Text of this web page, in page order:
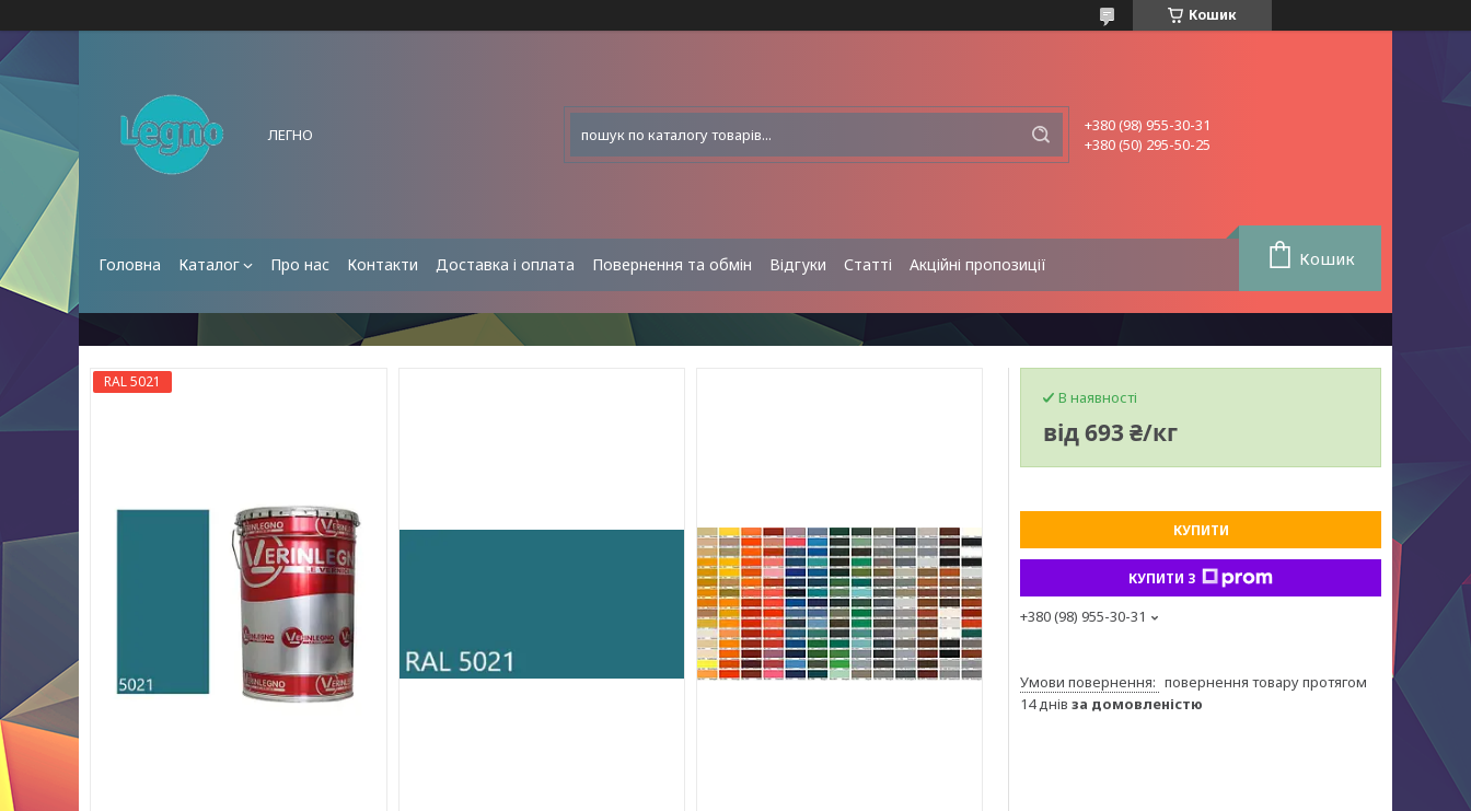
Кошик
ЛЕГНО
+380 (98) 955-30-31
+380 (50) 295-50-25
Головна Каталог Про нас Контакти Доставка і оплата Повернення та обмін Відгуки Статті Акційні пропозиції Кошик
RAL 5021
В наявності
від693 ₴/кг
КУПИТИ
КУПИТИ З
+380 (98) 955-30-31
повернення товару протягом
14 днів за домовленістю